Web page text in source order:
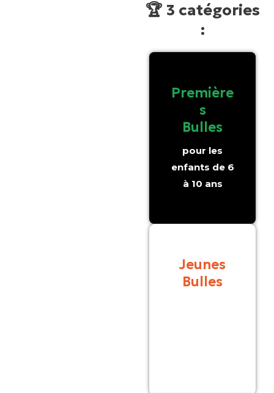
🏆 3 catégories
:
Première
s
Bulles
pour les
enfants de 6
à 10 ans
Jeunes
Bulles